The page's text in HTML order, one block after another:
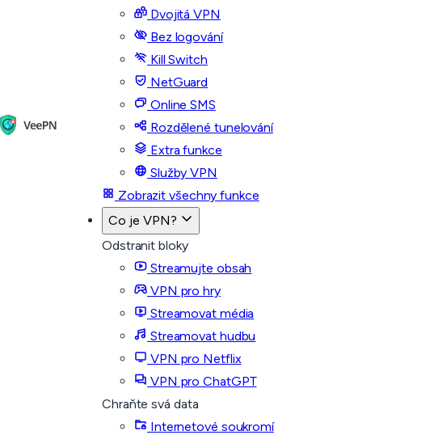
Dvojitá VPN
Bez logování
Kill Switch
NetGuard
Online SMS
Rozdělené tunelování
Extra funkce
Služby VPN
Zobrazit všechny funkce
Co je VPN?
Odstranit bloky
Streamujte obsah
VPN pro hry
Streamovat média
Streamovat hudbu
VPN pro Netflix
VPN pro ChatGPT
Chraňte svá data
Internetové soukromí